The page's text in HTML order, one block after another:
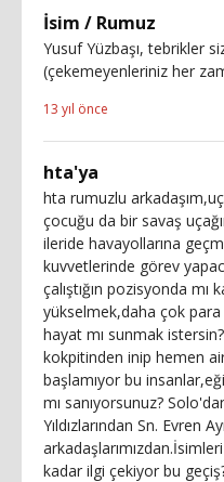
İsim / Rumuz
Yusuf Yüzbaşı, tebrikler
(çekemeyenleriniz her
13 yıl önce
hta'ya
hta rumuzlu
çocuğu da bir savaş
ileride havayollarına
kuvvetlerinde görev
çalıştığın pozisyonda
yükselmek,daha çok
hayat mı sunmak
kokpitinden inip hemen
başlamıyor bu
mı sanıyorsunuz?
Yıldızlarından Sn. Evren
kadar ilgi çekiyor bu